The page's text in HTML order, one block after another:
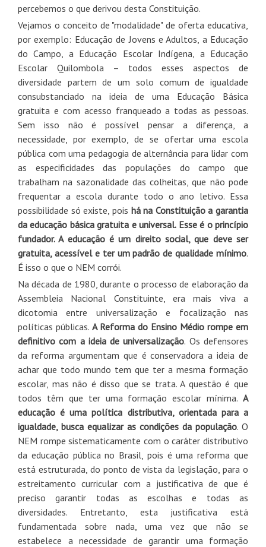
percebemos o que derivou desta Constituição.
Vejamos o conceito de "modalidade" de oferta educativa,
por exemplo: Educação de Jovens e Adultos, a Educação
do Campo, a Educação Escolar Indígena, a Educação
Escolar Quilombola – todos esses aspectos de
diversidade partem de um solo comum de igualdade
consubstanciado na ideia de uma Educação Básica
gratuita e com acesso franqueado a todas as pessoas.
Sem isso não é possível pensar a diferença, a
necessidade, por exemplo, de se ofertar uma escola
pública com uma pedagogia de alternância para lidar com
as especificidades das populações do campo que
trabalham na sazonalidade das colheitas, que não pode
frequentar a escola durante todo o ano letivo. Essa
possibilidade só existe, pois há na Constituição a garantia
da educação básica gratuita e universal. Esse é o princípio
fundador. A educação é um direito social, que deve ser
gratuita, acessível e ter um padrão de qualidade mínimo.
É isso o que o NEM corrói.
Na década de 1980, durante o processo de elaboração da
Assembleia Nacional Constituinte, era mais viva a
dicotomia entre universalização e focalização nas
políticas públicas. A Reforma do Ensino Médio rompe em
definitivo com a ideia de universalização. Os defensores
da reforma argumentam que é conservadora a ideia de
achar que todo mundo tem que ter a mesma formação
escolar, mas não é disso que se trata. A questão é que
todos têm que ter uma formação escolar mínima. A
educação é uma política distributiva, orientada para a
igualdade, busca equalizar as condições da população. O
NEM rompe sistematicamente com o caráter distributivo
da educação pública no Brasil, pois é uma reforma que
está estruturada, do ponto de vista da legislação, para o
estreitamento curricular com a justificativa de que é
preciso garantir todas as escolhas e todas as
diversidades. Entretanto, esta justificativa está
fundamentada sobre nada, uma vez que não se
estabelece a necessidade de garantir uma formação